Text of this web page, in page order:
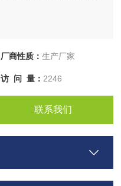
厂商性质： 生产厂家
访 问 量： 2246
联系我们